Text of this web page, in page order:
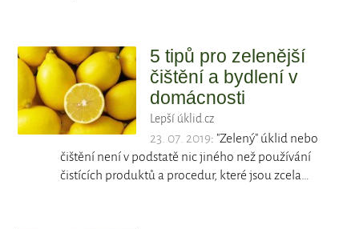
5 tipů pro zelenější
čištění a bydlení v
domácnosti
Lepší úklid.cz
23. 07. 2019: "Zelený" úklid nebo
čištění není v podstatě nic jiného než používání
čistících produktů a procedur, které jsou zcela…